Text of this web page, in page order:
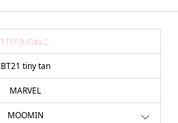
11ぴきのねこ
BT21 tiny tan
MARVEL
MOOMIN